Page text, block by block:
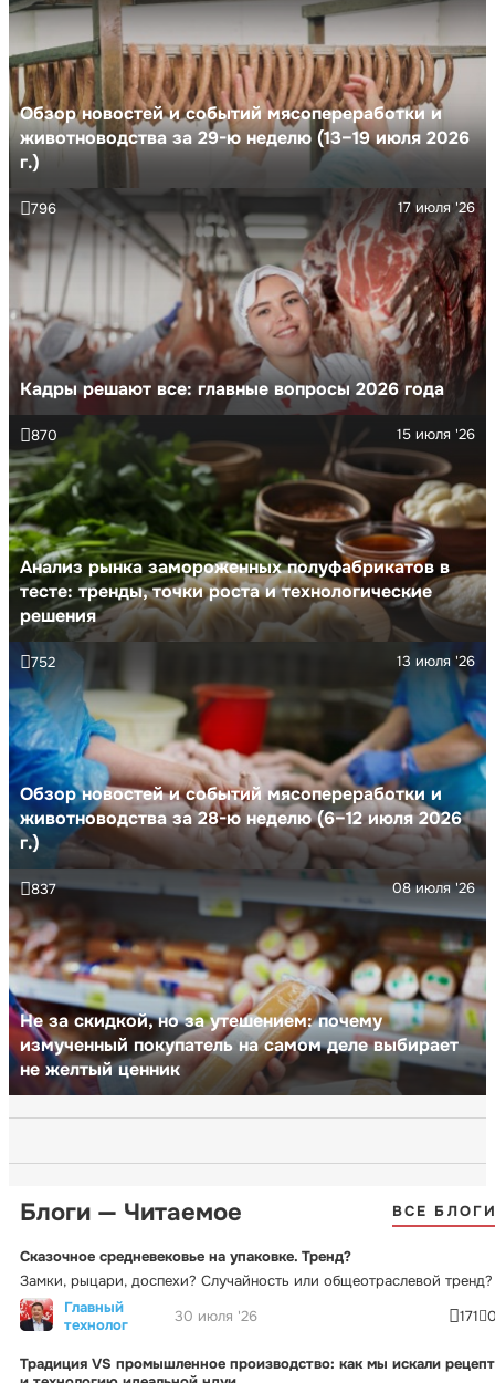
Обзор новостей и событий мясопереработки и
животноводства за 29-ю неделю (13–19 июля 2026
г.)
Кадры решают все: главные вопросы 2026 года
17 июля '26
796
Анализ рынка замороженных полуфабрикатов в
тесте: тренды, точки роста и технологические
решения
15 июля '26
870
Обзор новостей и событий мясопереработки и
животноводства за 28-ю неделю (6–12 июля 2026
г.)
13 июля '26
752
Не за скидкой, но за утешением: почему
измученный покупатель на самом деле выбирает
не желтый ценник
08 июля '26
837
Блоги — Читаемое ВСЕ
Сказочное средневековье на упаковке. Тренд?
Замки, рыцари, доспехи? Случайность или общеотраслевой тренд?
Главный
технолог
30 июля '26 171
Традиция VS промышленное производство: как мы искали рецепт